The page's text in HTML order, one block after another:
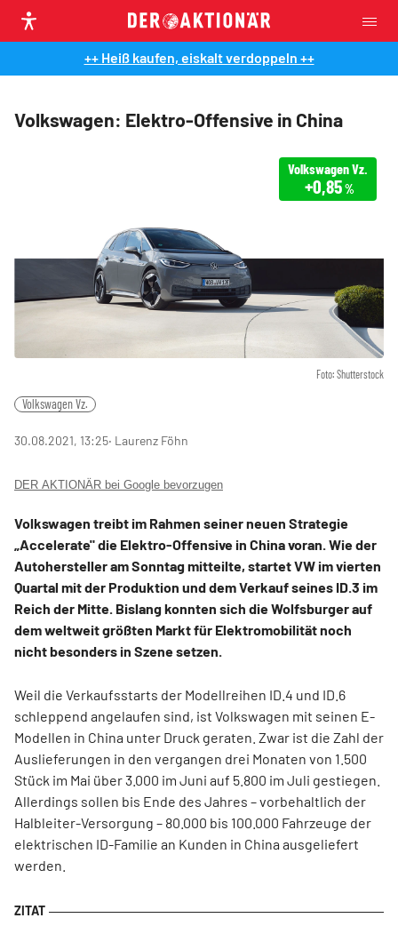
++ Heiß kaufen, eiskalt verdoppeln ++
Volkswagen: Elektro-Offensive in China
Foto: Shutterstock
Volkswagen Vz.
+0,85%
Volkswagen Vz.
30.08.2021, 13:25‧ Laurenz Föhn
DER AKTIONÄR bei Google bevorzugen
Volkswagen treibt im Rahmen seiner neuen Strategie
„Accelerate" die Elektro-Offensive in China voran. Wie der
Autohersteller am Sonntag mitteilte, startet VW im vierten
Quartal mit der Produktion und dem Verkauf seines ID.3 im
Reich der Mitte. Bislang konnten sich die Wolfsburger auf
dem weltweit größten Markt für Elektromobilität noch
nicht besonders in Szene setzen.
Weil die Verkaufsstarts der Modellreihen ID.4 und ID.6
schleppend angelaufen sind, ist Volkswagen mit seinen E-
Modellen in China unter Druck geraten. Zwar ist die Zahl der
Auslieferungen in den vergangen drei Monaten von 1.500
Stück im Mai über 3.000 im Juni auf 5.800 im Juli gestiegen.
Allerdings sollen bis Ende des Jahres – vorbehaltlich der
Halbleiter-Versorgung – 80.000 bis 100.000 Fahrzeuge der
elektrischen ID-Familie an Kunden in China ausgeliefert
werden.